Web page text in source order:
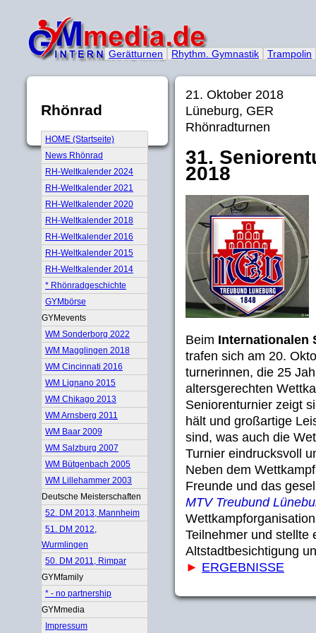
Gerätturnen Rhythm. Gymnastik Trampolin
Rhönrad
HOME (Startseite)
News Rhönrad
RH-Weltkalender 2024
RH-Weltkalender 2021
RH-Weltkalender 2020
RH-Weltkalender 2018
RH-Weltkalender 2016
RH-Weltkalender 2015
RH-Weltkalender 2014
* Rhönradgeschichte
GYMbörse
GYMevents
WM Sonderborg 2022
WM Magglingen 2018
WM Cincinnati 2016
WM Lignano 2015
WM Chikago 2013
WM Arnsberg 2011
WM Baar 2009
WM Salzburg 2007
WM Bütgenbach 2005
WM Lillehammer 2003
Deutsche Meisterschaften
52. DM 2013, Mannheim
51. DM 2012,
Wurmlingen
50. DM 2011, Rimpar
GYMfamily
* - no partnership
GYMmedia
Impressum
21. Oktober 2018
Lüneburg, GER
Rhönradturnen
31.
2018
Beim Internationalen
trafen sich am 20.
turnerinnen, die 25
altersgerechten
Seniorenturnier zeigt
hält und großartige
sind, was auch die
Turnier eindrucksvoll
Neben dem
Freunde und das
MTV Treubund
Teilnehmer und stellte
Altstadtbesichtigung
► ERGEBNISSE